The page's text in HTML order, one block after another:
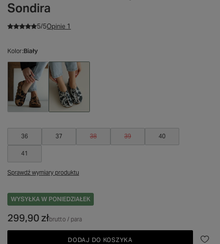
Sondira
5/5Opinie 1
Kolor Biały
36 37 38 39 40
41
Sprawdź wymiary produktu
WYSYŁKA W PONIEDZIAŁEK
299,90 złbrutto/ para
DODAJ DO KOSZYKA